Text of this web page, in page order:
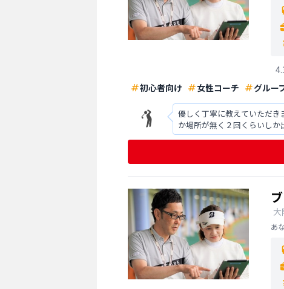
初心者向け
女性コーチ グルー
優しく丁寧に教えていただ
か場所が無く２回くらいし
れないように体にくせづけ
あ